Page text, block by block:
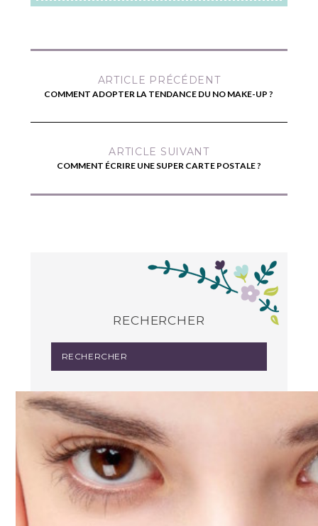
ARTICLE PRÉCÉDENT
COMMENT ADOPTER LA TENDANCE DU NO MAKE-UP ?
ARTICLE SUIVANT
COMMENT ÉCRIRE UNE SUPER CARTE POSTALE ?
RECHERCHER